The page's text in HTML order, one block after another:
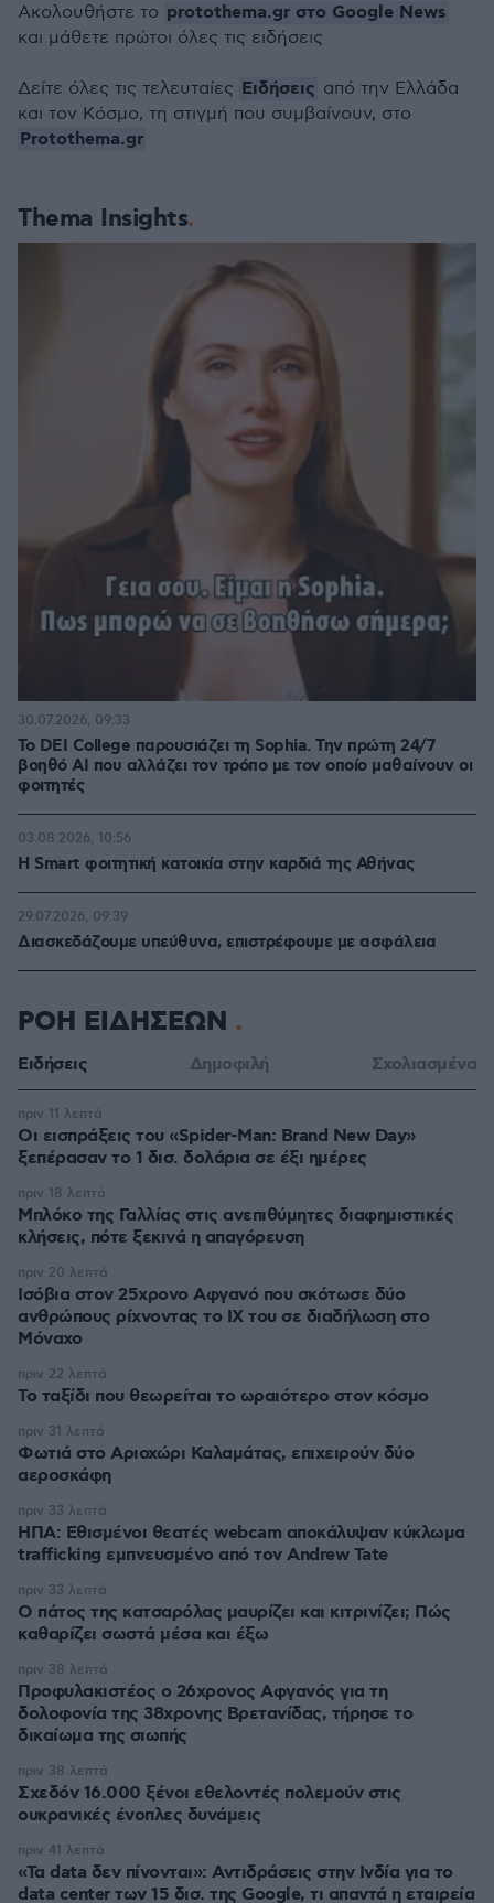
Thema Insights
Το DEI College παρουσιάζει τη Sophia. Την πρώτη 24/7
βοηθό AI που αλλάζει τον τρόπο με τον οποίο μαθαίνουν οι
φοιτητές
30.07.2026, 09:33
Η Smart φοιτητική κατοικία στην καρδιά της Αθήνας
03.08.2026, 10:56
Διασκεδάζουμε υπεύθυνα, επιστρέφουμε με ασφάλεια
29.07.2026, 09:39
Ακολουθήστε το protothema.gr στο Google News
και μάθετε πρώτοι όλες τις ειδήσεις
Δείτε όλες τις τελευταίες Ειδήσεις από την Ελλάδα
και τον Κόσμο, τη στιγμή που συμβαίνουν, στο
Protothema.gr
ΡΟΗ ΕΙΔΗΣΕΩΝ
Ειδήσεις Δημοφιλή Σχολιασμένα
Οι εισπράξεις του «Spider-Man: Brand New Day»
ξεπέρασαν το 1 δισ. δολάρια σε έξι ημέρες
πριν 11 λεπτά
Μπλόκο της Γαλλίας στις ανεπιθύμητες διαφημιστικές
κλήσεις, πότε ξεκινά η απαγόρευση
πριν 18 λεπτά
Ισόβια στον 25χρονο Αφγανό που σκότωσε δύο
ανθρώπους ρίχνοντας το ΙΧ του σε διαδήλωση στο
Μόναχο
πριν 20 λεπτά
Το ταξίδι που θεωρείται το ωραιότερο στον κόσμο
πριν 22 λεπτά
Φωτιά στο Αριοχώρι Καλαμάτας, επιχειρούν δύο
αεροσκάφη
πριν 31 λεπτά
ΗΠΑ: Εθισμένοι θεατές webcam αποκάλυψαν κύκλωμα
trafficking εμπνευσμένο από τον Andrew Tate
πριν 33 λεπτά
Ο πάτος της κατσαρόλας μαυρίζει και κιτρινίζει; Πώς
καθαρίζει σωστά μέσα και έξω
πριν 33 λεπτά
Προφυλακιστέος ο 26χρονος Αφγανός για τη
δολοφονία της 38χρονης Βρετανίδας, τήρησε το
δικαίωμα της σιωπής
πριν 38 λεπτά
Σχεδόν 16.000 ξένοι εθελοντές πολεμούν στις
ουκρανικές ένοπλες δυνάμεις
πριν 38 λεπτά
«Τα data δεν πίνονται»: Αντιδράσεις στην Ινδία για το
data center των 15 δισ. της Google, τι απαντά η εταιρεία
πριν 41 λεπτά